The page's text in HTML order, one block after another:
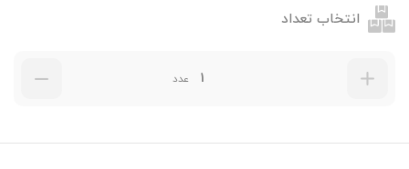
انتخاب تعداد
عدد